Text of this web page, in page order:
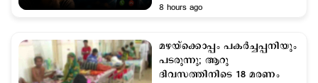
8 hours ago
മഴ‌യ്‌ക്കൊ‌പ്പം പകര്‍ച്ചപ്പനിയും
പടരുന്നു; ആറു
ദിവസത്തിനിടെ 18 മരണം